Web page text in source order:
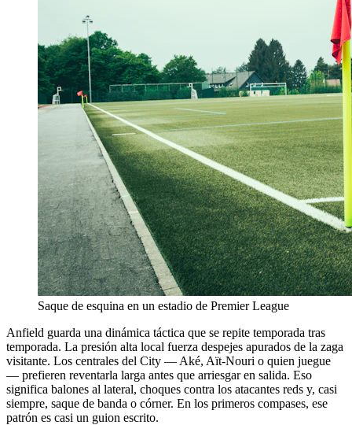
Saque de esquina en un estadio de Premier League
Anfield guarda una dinámica táctica que se repite temporada tras
temporada. La presión alta local fuerza despejes apurados de la zaga
visitante. Los centrales del City — Aké, Aït-Nouri o quien juegue
— prefieren reventarla larga antes que arriesgar en salida. Eso
significa balones al lateral, choques contra los atacantes reds y, casi
siempre, saque de banda o córner. En los primeros compases, ese
patrón es casi un guion escrito.